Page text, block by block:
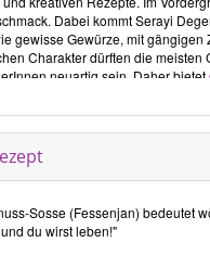
Dabei kommtSerayi
gewisse Gewürze, mit gängigen
Charakter dürften die meisten
neuartig sein. Daher bietet
Veganer noch
Buchrezensionen
Zutaten gezielter an.
Original, ergänzen sie aber
Sosse (Fessenjan) bedeutet
du wirst leben!"